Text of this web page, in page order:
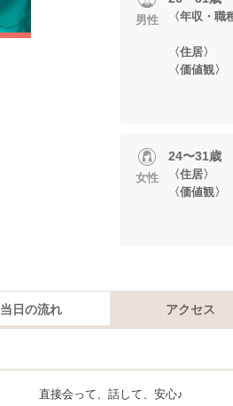
男性
〈年収・
※いず
〈住居
〈価値観
女性
24〜31歳
〈住居
〈価値観
当日の流れ アクセス
直接会って、話して、安心♪